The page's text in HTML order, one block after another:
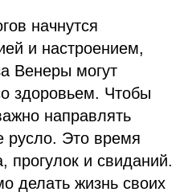
начнутся
и настроением,
Венеры могут
здоровьем. Чтобы
направлять
русло. Это время
прогулок и свиданий.
делать жизнь своих